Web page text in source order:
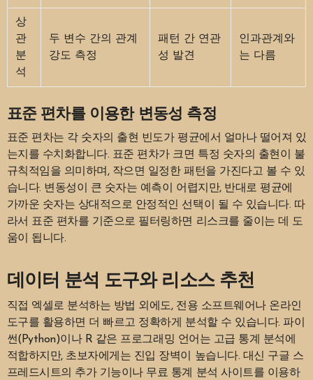
상
관
분
석
두 변수 간의 관계
강도 측정
패턴 간 연관
성 발견
인과관계와
는 다름
표준 편차를 이용한 변동성 측정
표준 편차는 각 숫자의 출현 빈도가 평균에서 얼마나 떨어져 있
는지를 수치화합니다. 표준 편차가 크면 특정 숫자의 출현이 불
규칙적임을 의미하며, 작으면 일정한 패턴을 가진다고 볼 수 있
습니다. 변동성이 큰 숫자는 예측이 어렵지만, 반대로 평균에
가까운 숫자는 상대적으로 안정적인 선택이 될 수 있습니다. 따
라서 표준 편차를 기준으로 필터링하면 리스크를 줄이는 데 도
움이 됩니다.
데이터 분석 도구와 리소스 추천
직접 엑셀로 분석하는 방법 외에도, 전용 소프트웨어나 온라인
도구를 활용하면 더 빠르고 정확하게 분석할 수 있습니다. 파이
썬(Python)이나 R 같은 프로그래밍 언어는 고급 통계 분석에
적합하지만, 초보자에게는 진입 장벽이 높습니다. 대신 구글 스
프레드시트의 추가 기능이나 무료 통계 분석 사이트를 이용하